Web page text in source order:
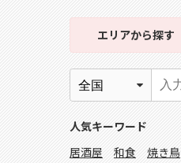
エリアから探す
人気キーワード
居酒屋
和食 焼き鳥